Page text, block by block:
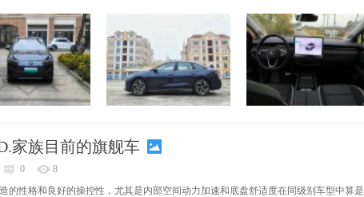
家族目前的旗舰车
0
8
的性格和良好的操控性，尤其是内部空间动力加速和底盘舒适度在同级别车型中算是